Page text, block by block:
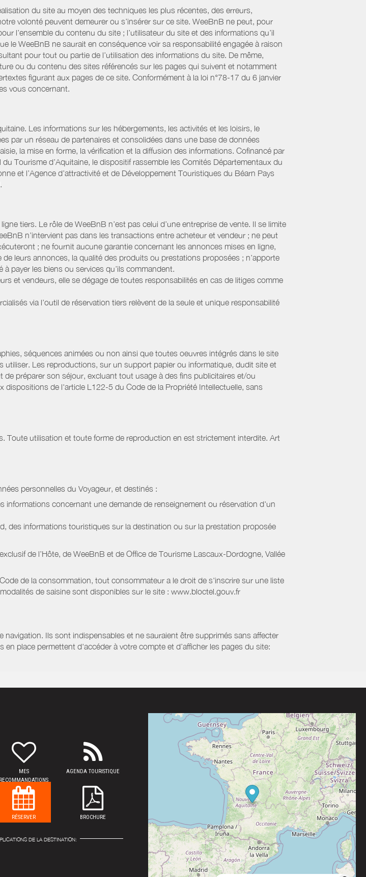
du site au moyen des techniques les plus récentes, des erreurs,
volonté peuvent demeurer ou s’insérer sur ce site. WeeBnB ne peut, pour
l’ensemble du contenu du site ; l’utilisateur du site et des informations qu’il
le WeeBnB ne saurait en conséquence voir sa responsabilité engagée à raison
pour tout ou partie de l’utilisation des informations du site. De même,
ou du contenu des sites référencés sur les pages qui suivent et notamment
figurant aux pages de ce site. Conformément à la loi n°78-17 du 6 janvier
vous concernant.
Les informations sur les hébergements, les activités et les loisirs, le
par un réseau de partenaires et consolidées dans une base de données
la mise en forme, la vérification et la diffusion des informations. Cofinancé par
Tourisme d’Aquitaine, le dispositif rassemble les Comités Départementaux du
et l’Agence d’attractivité et de Développement Touristiques du Béarn Pays
tiers. Le rôle de WeeBnB n’est pas celui d’une entreprise de vente. Il se limite
n’intervient pas dans les transactions entre acheteur et vendeur ; ne peut
; ne fournit aucune garantie concernant les annonces mises en ligne,
leurs annonces, la qualité des produits ou prestations proposées ; n’apporte
payer les biens ou services qu’ils commandent.
et vendeurs, elle se dégage de toutes responsabilités en cas de litiges comme
via l’outil de réservation tiers relèvent de la seule et unique responsabilité
séquences animées ou non ainsi que toutes oeuvres intégrés dans le site
Les reproductions, sur un support papier ou informatique, dudit site et
préparer son séjour, excluant tout usage à des fins publicitaires et/ou
de l'article L122-5 du Code de la Propriété Intellectuelle, sans
Toute utilisation et toute forme de reproduction en est strictement interdite. Art
personnelles du Voyageur, et destinés :
informations concernant une demande de renseignement ou réservation d'un
des informations touristiques sur la destination ou sur la prestation proposée
de l’Hôte, de WeeBnB et de Office de Tourisme Lascaux-Dordogne, Vallée
de la consommation, tout consommateur a le droit de s'inscrire sur une liste
de saisine sont disponibles sur le site : www.bloctel.gouv.fr
Ils sont indispensables et ne sauraient être supprimés sans affecter
place permettent d'accéder à votre compte et d’afficher les pages du site:
MES
RECOMMANDATIONS
AGENDA TOURISTIQUE
RÉSERVER BROCHURE
DE LA DESTINATION: